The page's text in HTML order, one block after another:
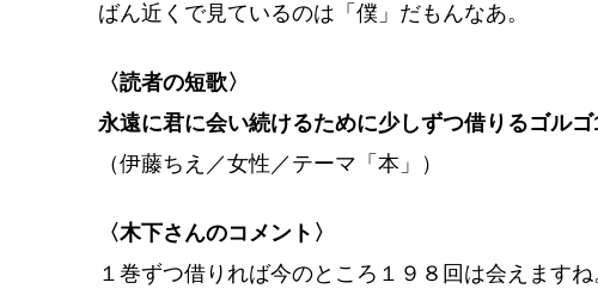
ばん近くで見ているのは「僕」だもんなあ。
〈読者の短歌〉
永遠に君に会い続けるために少しずつ借りるゴルゴ
（伊藤ちえ／女性／テーマ「本」）
〈木下さんのコメント〉
１巻ずつ借りれば今のところ１９８回は会えます